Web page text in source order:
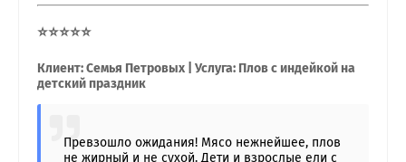
⭐⭐⭐⭐⭐
Клиент: Семья Петровых | Услуга: Плов с индейкой на
детский праздник
Превзошло ожидания! Мясо нежнейшее, плов
не жирный и не сухой. Дети и взрослые ели с